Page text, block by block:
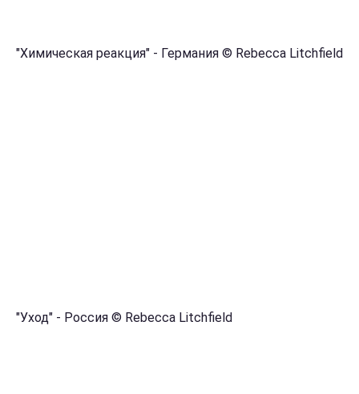
"Химическая реакция" - Германия © Rebecca Litchfield
"Уход" - Россия © Rebecca Litchfield